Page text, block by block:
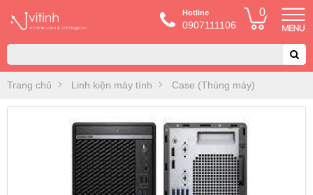
Hotline
0907111106
0
Trang chủ Linh kiện máy tính Case (Thùng máy)